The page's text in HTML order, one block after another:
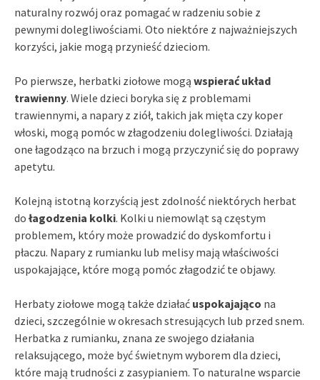
naturalny rozwój oraz pomagać w radzeniu sobie z
pewnymi dolegliwościami. Oto niektóre z najważniejszych
korzyści, jakie mogą przynieść dzieciom.
Po pierwsze, herbatki ziołowe mogą wspierać układ
trawienny. Wiele dzieci boryka się z problemami
trawiennymi, a napary z ziół, takich jak mięta czy koper
włoski, mogą pomóc w złagodzeniu dolegliwości. Działają
one łagodząco na brzuch i mogą przyczynić się do poprawy
apetytu.
Kolejną istotną korzyścią jest zdolność niektórych herbat
do łagodzenia kolki. Kolki u niemowląt są częstym
problemem, który może prowadzić do dyskomfortu i
płaczu. Napary z rumianku lub melisy mają właściwości
uspokajające, które mogą pomóc złagodzić te objawy.
Herbaty ziołowe mogą także działać uspokajająco na
dzieci, szczególnie w okresach stresujących lub przed snem.
Herbatka z rumianku, znana ze swojego działania
relaksującego, może być świetnym wyborem dla dzieci,
które mają trudności z zasypianiem. To naturalne wsparcie